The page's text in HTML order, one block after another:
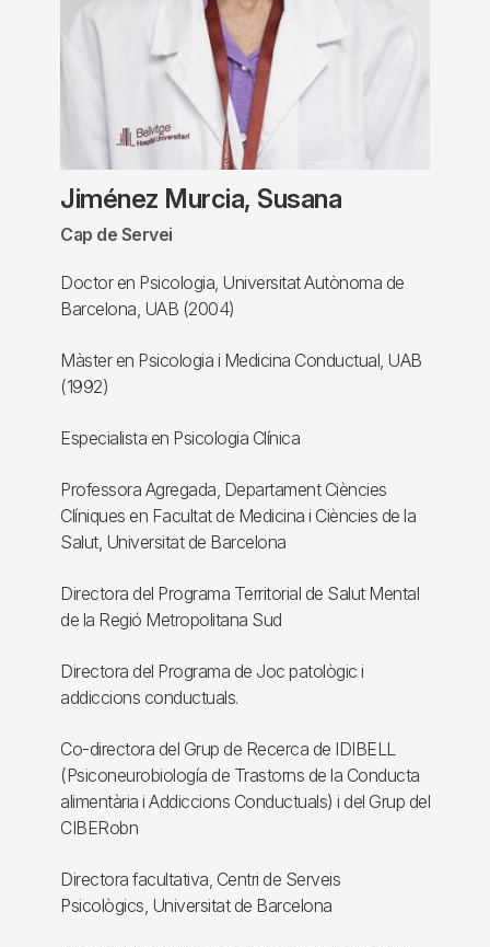
Jiménez Murcia, Susana
Cap de Servei
Doctor en Psicologia, Universitat Autònoma de
Barcelona, UAB (2004)
Màster en Psicologia i Medicina Conductual, UAB
(1992)
Especialista en Psicologia Clínica
Professora Agregada, Departament Ciències
Clíniques en Facultat de Medicina i Ciències de la
Salut, Universitat de Barcelona
Directora del Programa Territorial de Salut Mental
de la Regió Metropolitana Sud
Directora del Programa de Joc patològic i
addiccions conductuals.
Co-directora del Grup de Recerca de IDIBELL
(Psiconeurobiología de Trastorns de la Conducta
alimentària i Addiccions Conductuals) i del Grup del
CIBERobn
Directora facultativa, Centri de Serveis
Psicològics, Universitat de Barcelona